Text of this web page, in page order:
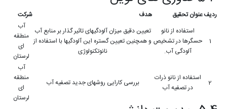
ردیفعنوان تحقیق هدف شرکت
1
استفاده از نانو
حسگرها در تشخیص
آلودگی آب.
تعیین دقیق میزان آلودگیهای تاثیر گذار بر منابع آب
و همچنین تعیین گستره این آلودگیها با استفاده از
نانوتکنولوژی
آب
منطقه
ای
لرستان
2
استفاده از نانو ذرات
در تصفیه آب
بررسی کارایی روشهای جدید تصفیه آب
آب
منطقه
ای
لرستان